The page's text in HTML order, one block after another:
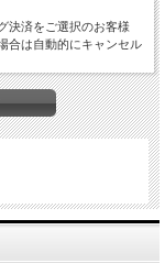
決済をご選択のお客様
合は自動的にキャンセル
けません。
次第（2026年11月上旬
、受注・予約商品とは
かったお客様は、ご購入
いたしかねますので、あ
分程度お時間をいただ